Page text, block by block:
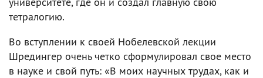
тетралогию.
Во вступлении к своей Нобелевской лекции
Шредингер очень четко сформулировал свое место
в науке и свой путь: «В моих научных трудах, как и